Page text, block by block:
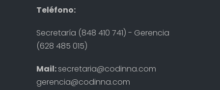
Teléfono:
Secretaría (848 410 741) - Gerencia
(628 485 015)
Mail:secretaria@codinna.com
gerencia@codinna.com